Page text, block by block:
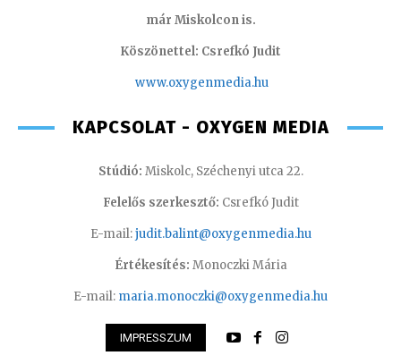
már Miskolcon is.
Köszönettel: Csrefkó Judit
www.oxygenmedia.hu
KAPCSOLAT - OXYGEN MEDIA
Stúdió: Miskolc, Széchenyi utca 22.
Felelős szerkesztő: Csrefkó Judit
E-mail:judit.balint@oxygenmedia.hu
Értékesítés: Monoczki Mária
E-mail: maria.monoczki@oxygenmedia.hu
IMPRESSZUM